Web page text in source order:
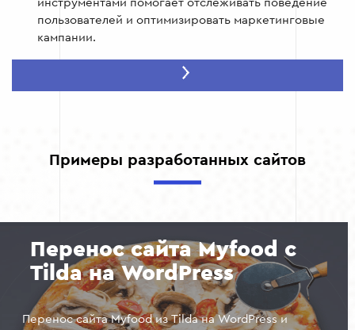
инструментами помогает отслеживать поведение
пользователей и оптимизировать маркетинговые
кампании.
Примеры разработанных сайтов
Перенос сайта Myfood с
Tilda на WordPress
Перенос сайта Myfood из Tilda на WordPress и